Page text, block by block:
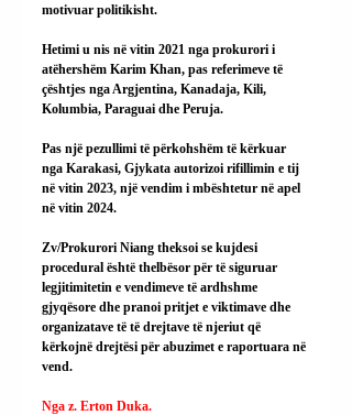
motivuar politikisht.
Hetimi u nis në vitin 2021 nga prokurori i
atëhershëm Karim Khan, pas referimeve të
çështjes nga Argjentina, Kanadaja, Kili,
Kolumbia, Paraguai dhe Peruja.
Pas një pezullimi të përkohshëm të kërkuar
nga Karakasi, Gjykata autorizoi rifillimin e tij
në vitin 2023, një vendim i mbështetur në apel
në vitin 2024.
Zv/Prokurori Niang theksoi se kujdesi
procedural është thelbësor për të siguruar
legjitimitetin e vendimeve të ardhshme
gjyqësore dhe pranoi pritjet e viktimave dhe
organizatave të të drejtave të njeriut që
kërkojnë drejtësi për abuzimet e raportuara në
vend.
Nga z. Erton Duka.